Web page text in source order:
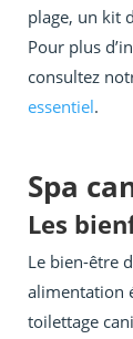
plage, un kit
Pour plus
consultez
essentiel.
Spa
Les
Le bien-être
alimentation
toilettage